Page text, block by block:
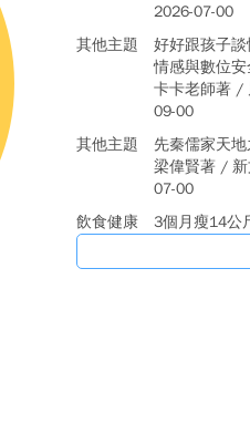
2026-07-00
其他主題
好好跟孩子談
情感與數位安
卡卡老師著 /
09-00
其他主題
先秦儒家天地
梁偉賢著 /
07-00
飲食健康
3個月瘦14公
Maru著; J. J.